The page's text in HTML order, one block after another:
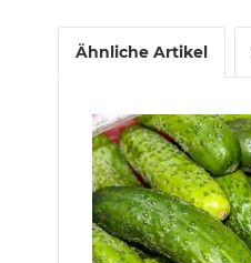
Ähnliche Artikel